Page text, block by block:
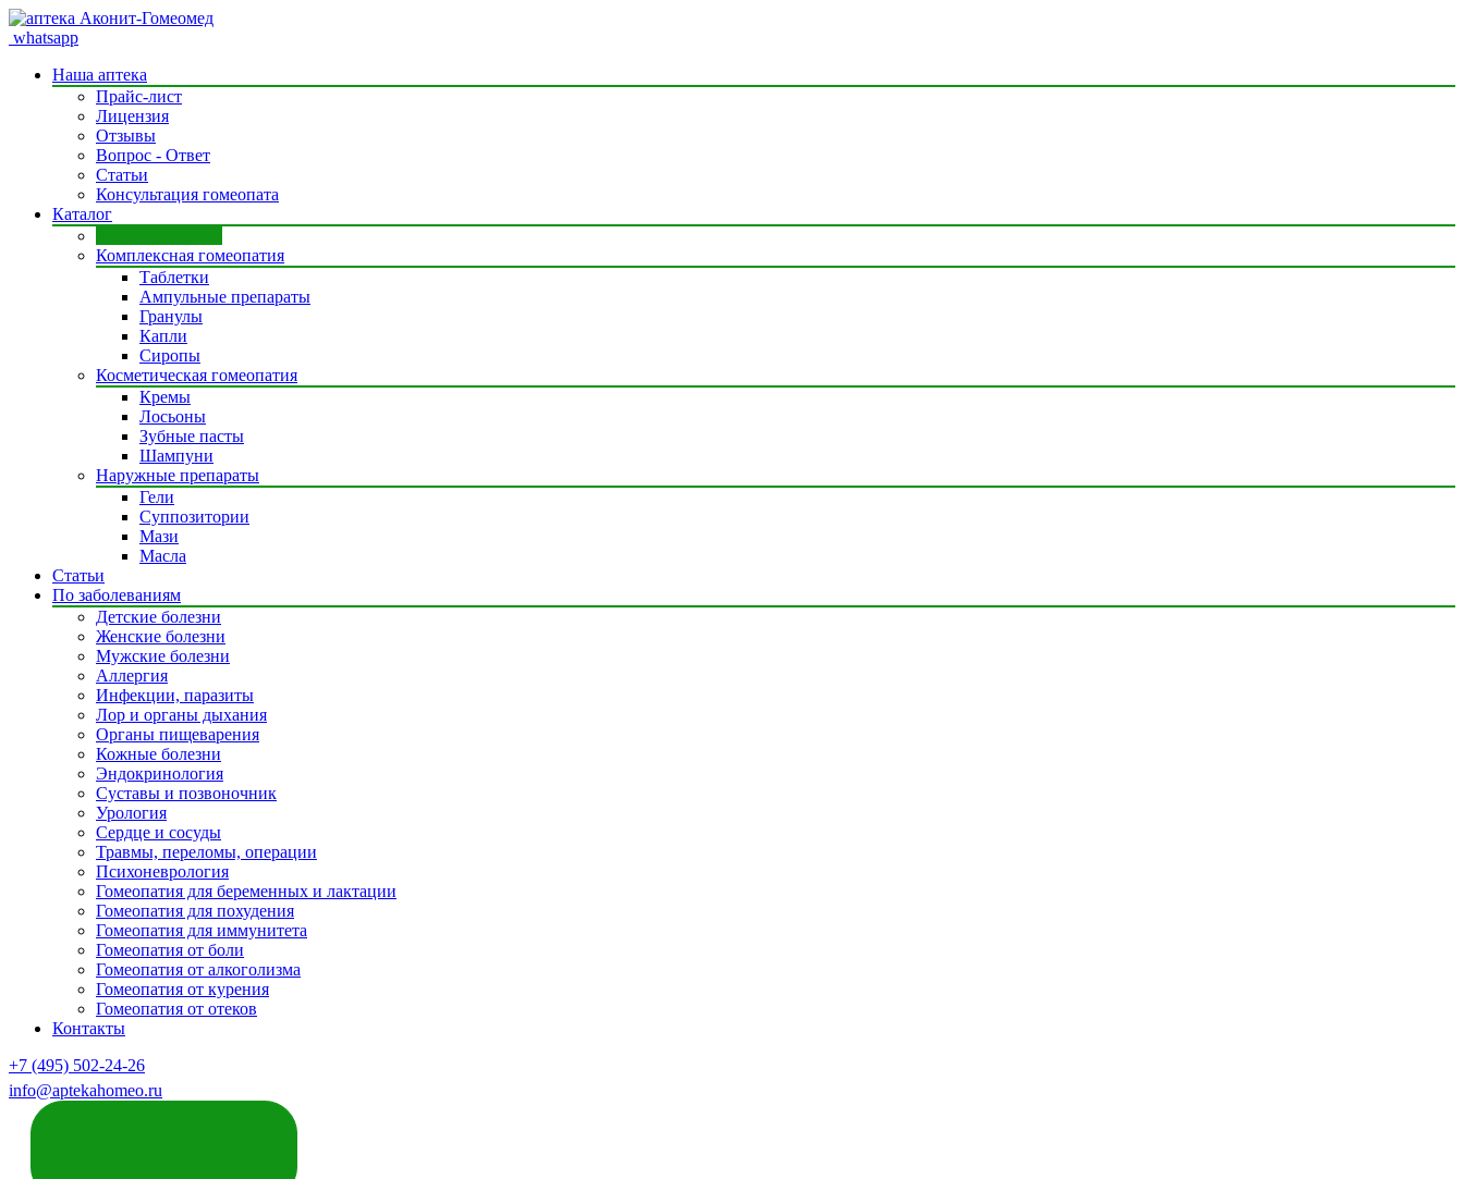
whatsapp
Наша аптека
Прайс-лист
Лицензия
Отзывы
Вопрос - Ответ
Статьи
Консультация гомеопата
Каталог
Комплексная гомеопатия
Таблетки
Ампульные препараты
Гранулы
Капли
Сиропы
Косметическая гомеопатия
Кремы
Лосьоны
Зубные пасты
Шампуни
Наружные препараты
Гели
Суппозитории
Мази
Масла
Статьи
По заболеваниям
Детские болезни
Женские болезни
Мужские болезни
Аллергия
Инфекции, паразиты
Лор и органы дыхания
Органы пищеварения
Кожные болезни
Эндокринология
Суставы и позвоночник
Урология
Сердце и сосуды
Травмы, переломы, операции
Психоневрология
Гомеопатия для беременных и лактации
Гомеопатия для похудения
Гомеопатия для иммунитета
Гомеопатия от боли
Гомеопатия от алкоголизма
Гомеопатия от курения
Гомеопатия от отеков
Контакты
+7 (495) 502-24-26
info@aptekahomeo.ru